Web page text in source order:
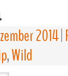
2014
,Wild